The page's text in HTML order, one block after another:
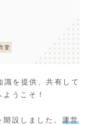
を提供、共有して
ようこそ！
設しました。 運営